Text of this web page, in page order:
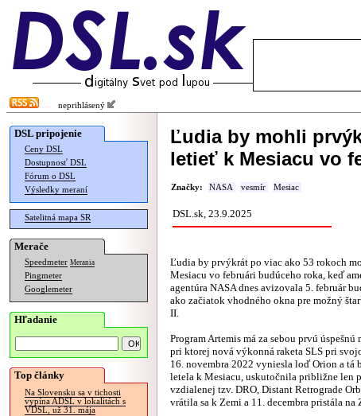
neprihlásený
DSL pripojenie
Ceny DSL
Dostupnosť DSL
Fórum o DSL
Výsledky meraní
Satelitná mapa SR
Merače
Speedmeter Merania
Pingmeter
Googlemeter
Hľadanie
Top články
Na Slovensku sa v tichosti
vypína ADSL v lokalitách s
VDSL, už 31. mája
Ľudia by mohli
letieť k Mesiacu vo
Značky: NASA vesmír Mesiac
DSL.sk, 23.9.2025
Ľudia by prvýkrát po viac ako 53 rokoch
Mesiacu vo februári budúceho roka, keď
agentúra NASA dnes avizovala 5. február
ako začiatok vhodného okna pre možný
II.
Program Artemis má za sebou prvú úspešnú
pri ktorej nová výkonná raketa SLS pri
16. novembra 2022 vyniesla loď Orion a tá
letela k Mesiacu, uskutočnila približne len
vzdialenej tzv. DRO, Distant Retrograde
vrátila sa k Zemi a 11. decembra pristála na